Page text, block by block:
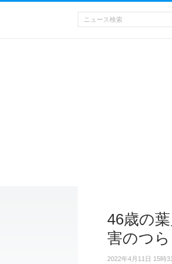
46歳の
害のつ
2022年4月11日 15時